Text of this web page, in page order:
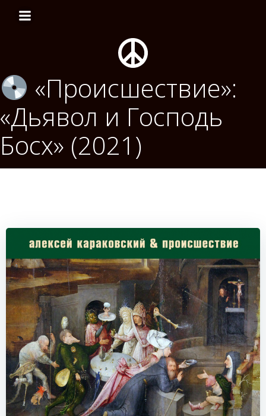
содержимому
«Происшествие»:
«Дьявол и Господь
Босх» (2021)